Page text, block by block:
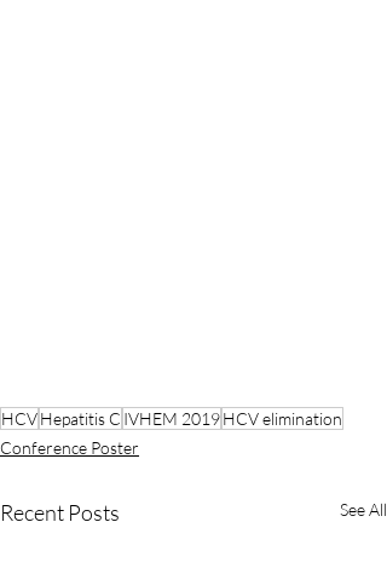
HCVHepatitis C IVHEM 2019HCV elimination
Conference Poster
Recent Posts See All